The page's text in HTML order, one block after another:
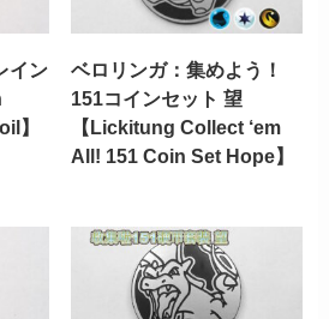
イン
】
ベロリンガ：集めよう！
151コインセット 望
【Lickitung Collect ‘em
All! 151 Coin Set Hope】